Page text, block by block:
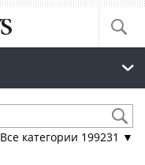
Все категории 199231 ▼